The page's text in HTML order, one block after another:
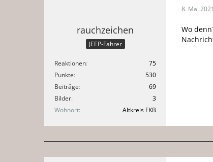
rauchzeichen
JEEP-Fahrer
Reaktionen
75
Punkte
530
Beiträge
69
Bilder
3
Wohnort
Altkreis FKB
8. Mai 2021
Wo